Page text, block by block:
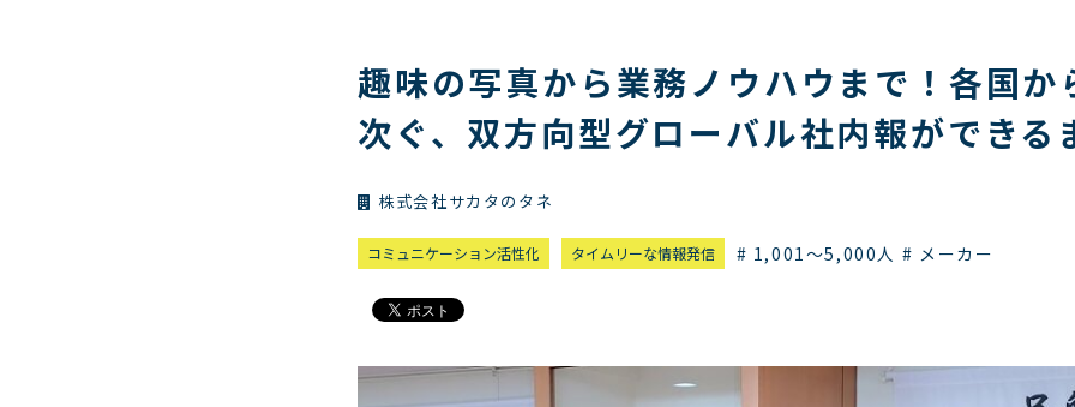
趣味の写真から業務ノウハウまで！各国か
次ぐ、双方向型グローバル社内報ができる
株式会社サカタのタネ
コミュニケーション活性化 タイムリーな情報発信 # 1,001～5,000人 # メーカー